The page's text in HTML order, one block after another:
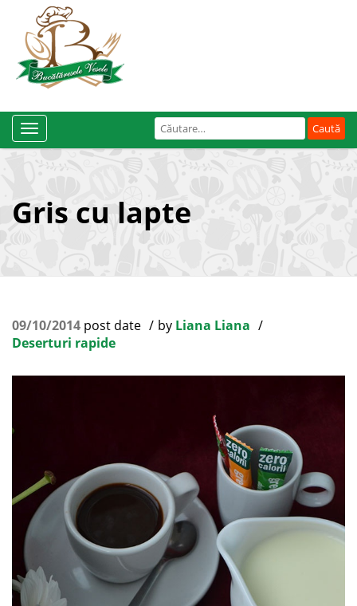
Caută
după:
Toggle
Navigation
Gris cu lapte
09/10/2014 post date by Liana Liana
Deserturi rapide